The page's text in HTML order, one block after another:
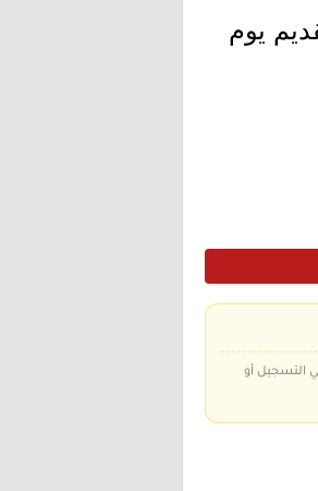
2025/11/09م وينتهي التقديم يوم
التسجيل أو